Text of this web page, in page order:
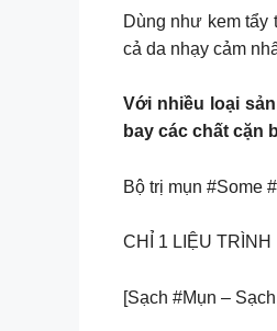
Dùng như kem tẩy
cả da nhạy cảm
Với nhiều loại
bay các chất cặn
Bộ trị mụn #Some
CHỈ 1 LIỆU TRÌNH
[Sạch #Mụn –